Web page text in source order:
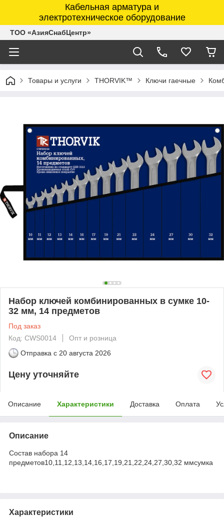
Кабельная арматура и
электротехническое оборудование
ТОО «АзияСнабЦентр»
Товары и услуги THORVIK™ Ключи гаечные
Набор ключей комбинированных в сумке 10-
32 мм, 14 предметов
Под заказ
Код: CWS0014
Опт и розница
Отправка с 20 августа 2026
Цену уточняйте
Описание Характеристики Доставка Оплата
Описание
Состав набора 14
предметов10,11,12,13,14,16,17,19,21,22,24,27,30,32 ммсумка
Характеристики